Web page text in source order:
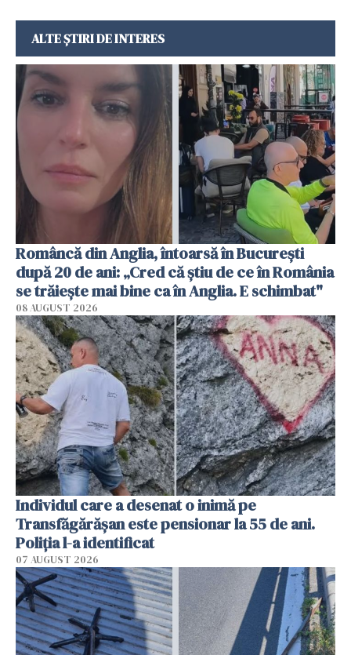
ALTE ȘTIRI DE INTERES
Româncă din Anglia, întoarsă în București
după 20 de ani: „Cred că știu de ce în România
se trăiește mai bine ca în Anglia. E schimbat"
08 AUGUST 2026
Individul care a desenat o inimă pe
Transfăgărășan este pensionar la 55 de ani.
Poliția l-a identificat
07 AUGUST 2026